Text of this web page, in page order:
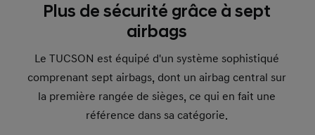
Plus de sécurité grâce à sept
airbags
Le TUCSON est équipé d'un système sophistiqué
comprenant sept airbags, dont un airbag central sur
la première rangée de sièges, ce qui en fait une
référence dans sa catégorie.